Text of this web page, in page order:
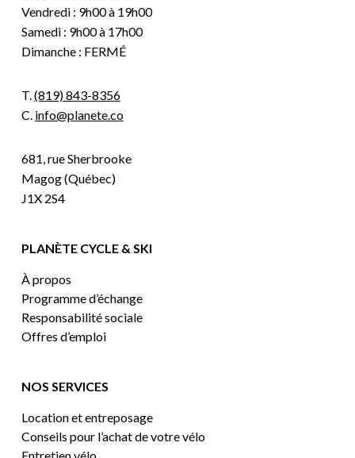
Vendredi : 9h00 à 19h00
Samedi : 9h00 à 17h00
Dimanche : FERMÉ
T.(819) 843-8356
C. info@planete.co
681, rue Sherbrooke
Magog (Québec)
J1X 2S4
PLANÈTE CYCLE & SKI
À propos
Programme d’échange
Responsabilité sociale
Offres d’emploi
NOS SERVICES
Location et entreposage
Conseils pour l’achat de votre vélo